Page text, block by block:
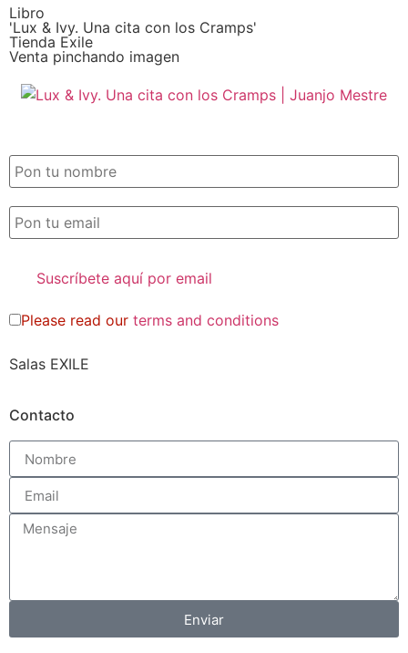
Libro
'Lux & Ivy. Una cita con los Cramps'
Tienda Exile
Venta pinchando imagen
Please read our terms and conditions
Salas EXILE
Contacto
Enviar